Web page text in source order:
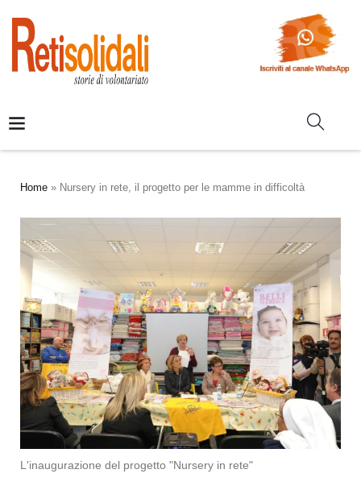
Home » Nursery in rete, il progetto per le mamme in difficoltà
L'inaugurazione del progetto "Nursery in rete"